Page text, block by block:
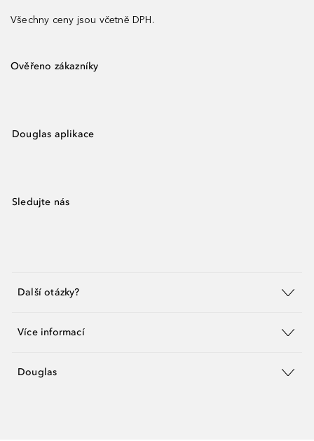
Všechny ceny jsou včetně DPH.
Ověřeno zákazníky
Douglas aplikace
Sledujte nás
Další otázky?
Více informací
Douglas